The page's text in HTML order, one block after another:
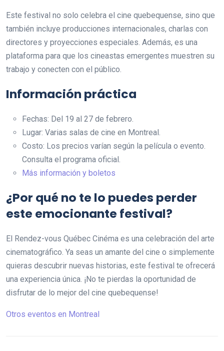
Este festival no solo celebra el cine quebequense, sino que
también incluye producciones internacionales, charlas con
directores y proyecciones especiales. Además, es una
plataforma para que los cineastas emergentes muestren su
trabajo y conecten con el público.
Información práctica
Fechas: Del 19 al 27 de febrero.
Lugar: Varias salas de cine en Montreal.
Costo: Los precios varían según la película o evento.
Consulta el programa oficial.
Más información y boletos
¿Por qué no te lo puedes perder
este emocionante festival?
El Rendez-vous Québec Cinéma es una celebración del arte
cinematográfico. Ya seas un amante del cine o simplemente
quieras descubrir nuevas historias, este festival te ofrecerá
una experiencia única. ¡No te pierdas la oportunidad de
disfrutar de lo mejor del cine quebequense!
Otros eventos en Montreal